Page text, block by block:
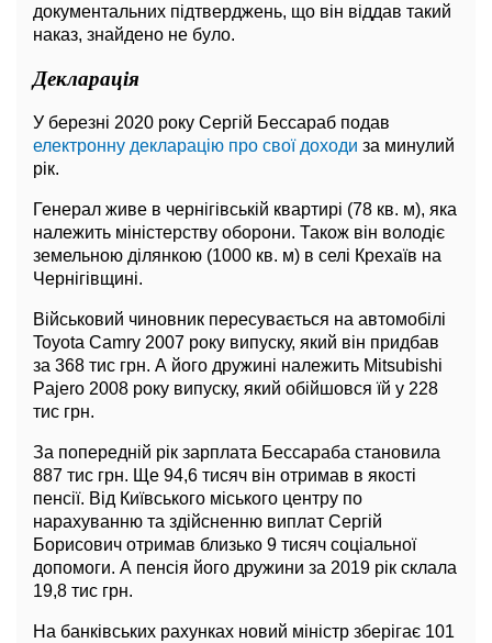
документальних підтверджень, що він віддав такий
наказ, знайдено не було.
Декларація
У березні 2020 року Сергій Бессараб подав
електронну декларацію про свої доходи за минулий
рік.
Генерал живе в чернігівській квартирі (78 кв. м), яка
належить міністерству оборони. Також він володіє
земельною ділянкою (1000 кв. м) в селі Крехаїв на
Чернігівщині.
Військовий чиновник пересувається на автомобілі
Toyota Camry 2007 року випуску, який він придбав
за 368 тис грн. А його дружині належить Mitsubishi
Pajero 2008 року випуску, який обійшовся їй у 228
тис грн.
За попередній рік зарплата Бессараба становила
887 тис грн. Ще 94,6 тисяч він отримав в якості
пенсії. Від Київського міського центру по
нарахуванню та здійсненню виплат Сергій
Борисович отримав близько 9 тисяч соціальної
допомоги. А пенсія його дружини за 2019 рік склала
19,8 тис грн.
На банківських рахунках новий міністр зберігає 101